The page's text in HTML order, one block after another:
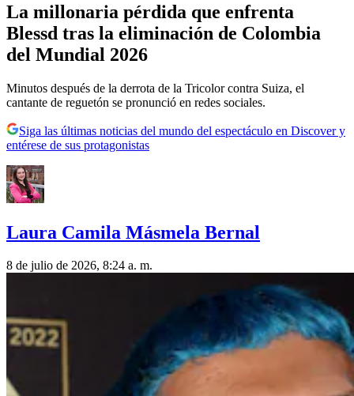
La millonaria pérdida que enfrenta
Blessd tras la eliminación de Colombia
del Mundial 2026
Minutos después de la derrota de la Tricolor contra Suiza, el
cantante de reguetón se pronunció en redes sociales.
Siga las últimas noticias del mundo del espectáculo en Discover y
entérese de sus protagonistas
Laura Camila Másmela Bernal
8 de julio de 2026, 8:24 a. m.